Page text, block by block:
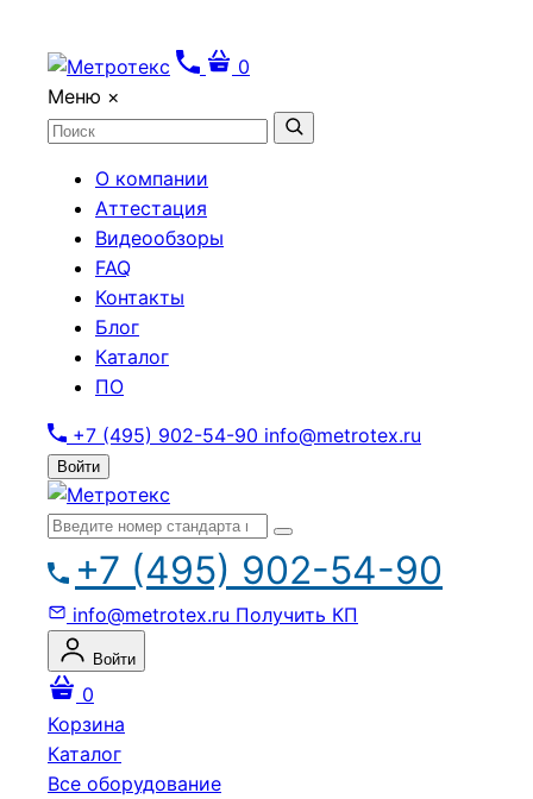
0
Меню ×
О компании
Аттестация
Видеообзоры
FAQ
Контакты
Блог
Каталог
ПО
+7 (495) 902-54-90 info@metrotex.ru
Войти
+7 (495) 902-54-90
info@metrotex.ru Получить КП
Войти
0
Корзина
Каталог
Все оборудование